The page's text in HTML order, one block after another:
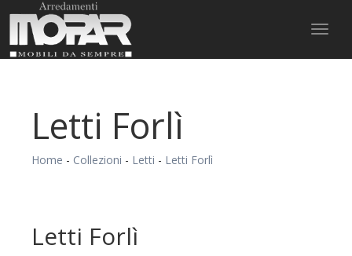
Letti Forlì
Home - Collezioni - Letti - Letti Forlì
Letti Forlì